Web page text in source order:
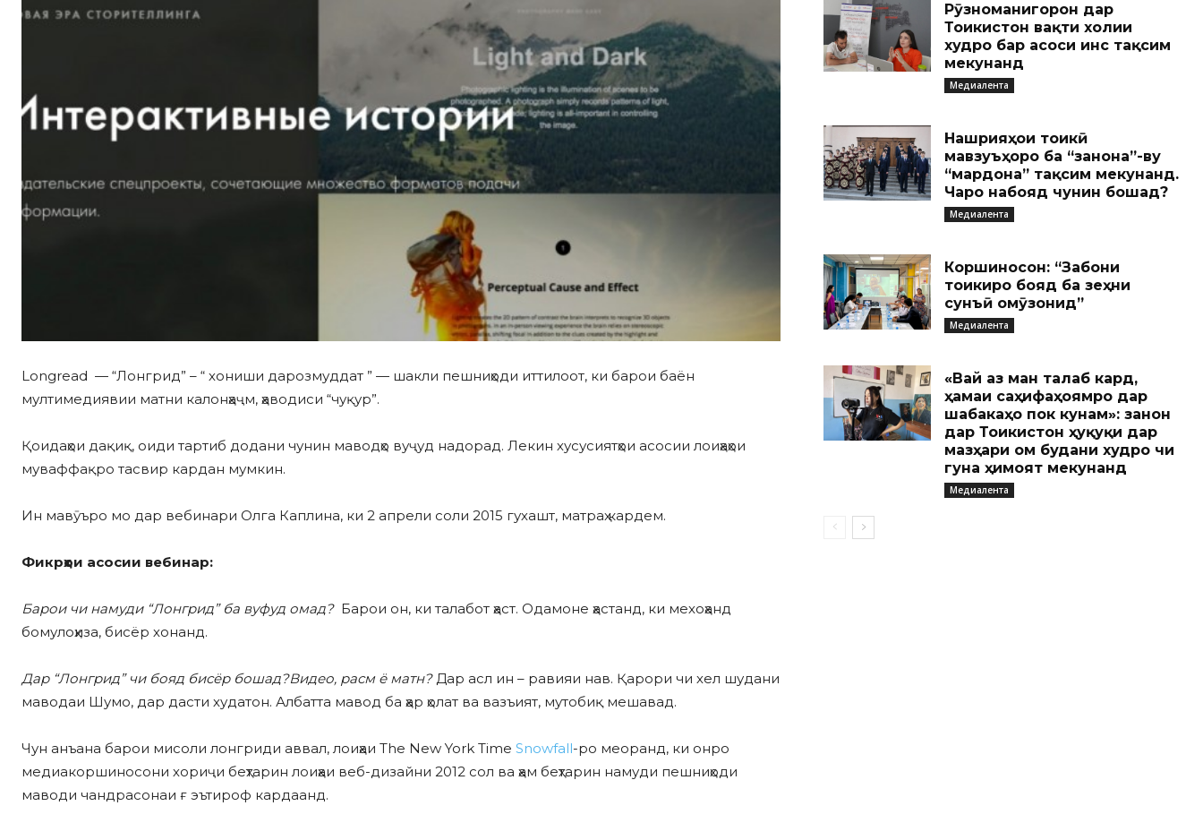
Longread — “Лонгрид” – “ хониши дарозмуддат ” — шакли пешниҳоди иттилоот, ки барои баён
мултимедиявии матни калонҳаҷм, ҳаводиси “чуқур”.
Қоидаҳои дақиқ, оиди тартиб додани чунин маводҳо вуҷуд надорад. Лекин хусусиятҳои асосии лоиҳаҳои
муваффақро тасвир кардан мумкин.
Ин мавӯъро мо дар вебинари Олга Каплина, ки 2 апрели соли 2015 гухашт, матраҳ кардем.
Фикрҳои асосии вебинар:
Барои чи намуди “Лонгрид” ба вуфуд омад? Барои он, ки талабот ҳаст. Одамоне ҳастанд, ки мехоҳанд
бомулоҳиза, бисёр хонанд.
Дар “Лонгрид” чи бояд бисёр бошад?Видео, расм ё матн?Дар асл ин – равияи нав. Қарори чи хел шудани
маводаи Шумо, дар дасти худатон. Албатта мавод ба ҳар ҳолат ва вазъият, мутобиқ мешавад.
Чун анъана барои мисоли лонгриди аввал, лоиҳаи The New York Time Snowfall-ро меоранд, ки онро
медиакоршиносони хориҷи беҳтарин лоиҳаи веб-дизайни 2012 сол ва ҳам беҳтарин намуди пешниҳоди
маводи чандрасонаи ғ эътироф кардаанд.
Рӯзноманигорон дар
Тоҷикистон вақти холии
худро бар асоси ҷинс тақсим
мекунанд
Медиалента
Нашрияҳои тоҷикӣ
мавзуъҳоро ба “занона”-ву
“мардона” тақсим мекунанд.
Чаро набояд чунин бошад?
Медиалента
Коршиносон: “Забони
тоҷикиро бояд ба зеҳни
сунъӣ омӯзонид”
Медиалента
«Вай аз ман талаб кард,
ҳамаи саҳифаҳоямро дар
шабакаҳо пок кунам»: занон
дар Тоҷикистон ҳуқуқи дар
мазҳари ом будани худро чи
гуна ҳимоят мекунанд
Медиалента